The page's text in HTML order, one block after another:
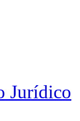
Jurídico